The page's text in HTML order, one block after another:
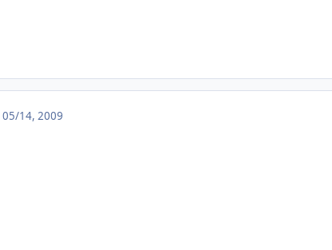
05/14, 2009